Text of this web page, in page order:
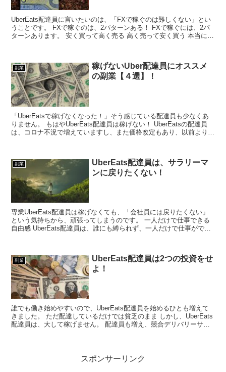
UberEats配達員に言いたいのは、「FXで稼ぐのは難しくない」とい
うことです。 FXで稼ぐのは、2パターンある！ FXで稼ぐには、2パ
ターンあります。 安く買って高く売る 高く売って安く買う 本当にこ
副業
稼げないUber配達員にオススメ
の副業【４選】！
「UberEatsで稼げなくなった！」そう感じている配達員も少なくあ
りません。 もはやUberEats配達員は稼げない！ UberEatsの配達員
は、コロナ不況で増えていますし、また価格改定もあり、以前よりも
副業
UberEats配達員は、サラリーマ
ンに戻りたくない！
専業UberEats配達員は稼げなくても、「会社員には戻りたくない」
という気持ちから、頑張ってしまうのです。 一人だけで仕事できる
自由感 UberEats配達員は、誰にも縛られず、一人だけで仕事ができ
副業
UberEats配達員は2つの投資をせ
よ！
誰でも働き始めやすいので、UberEats配達員を始めるひとも増えて
きました。 ただ配達しているだけでは貧乏のまま しかし、UberEats
配達員は、大して稼げません。 配達員も増え、競合デリバリーサー
スポンサーリンク